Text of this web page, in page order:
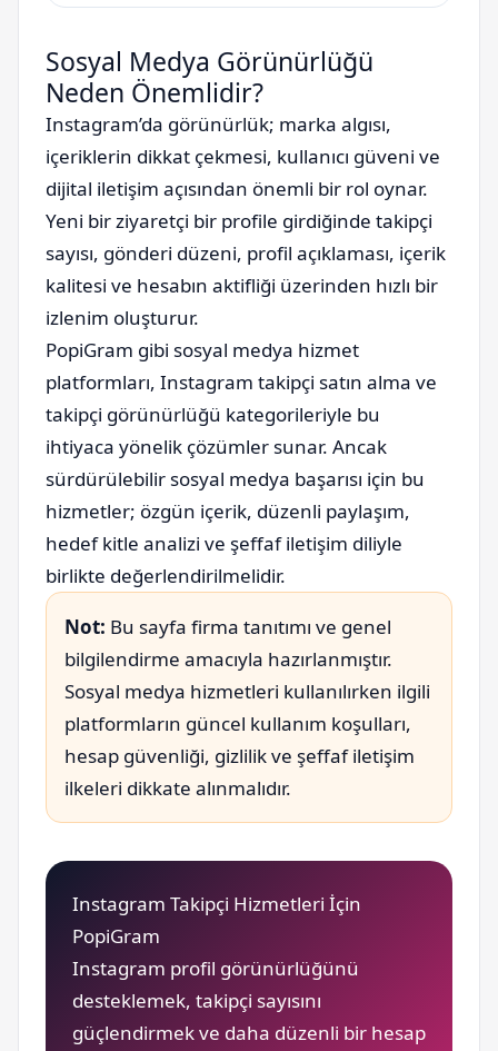
Sosyal Medya Görünürlüğü
Neden Önemlidir?
Instagram’da görünürlük; marka algısı,
içeriklerin dikkat çekmesi, kullanıcı güveni ve
dijital iletişim açısından önemli bir rol oynar.
Yeni bir ziyaretçi bir profile girdiğinde takipçi
sayısı, gönderi düzeni, profil açıklaması, içerik
kalitesi ve hesabın aktifliği üzerinden hızlı bir
izlenim oluşturur.
PopiGram gibi sosyal medya hizmet
platformları, Instagram takipçi satın alma ve
takipçi görünürlüğü kategorileriyle bu
ihtiyaca yönelik çözümler sunar. Ancak
sürdürülebilir sosyal medya başarısı için bu
hizmetler; özgün içerik, düzenli paylaşım,
hedef kitle analizi ve şeffaf iletişim diliyle
birlikte değerlendirilmelidir.
Not: Bu sayfa firma tanıtımı ve genel
bilgilendirme amacıyla hazırlanmıştır.
Sosyal medya hizmetleri kullanılırken ilgili
platformların güncel kullanım koşulları,
hesap güvenliği, gizlilik ve şeffaf iletişim
ilkeleri dikkate alınmalıdır.
Instagram Takipçi Hizmetleri İçin
PopiGram
Instagram profil görünürlüğünü
desteklemek, takipçi sayısını
güçlendirmek ve daha düzenli bir hesap